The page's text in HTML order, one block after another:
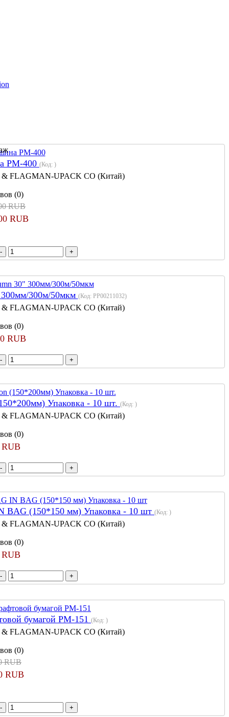
PM-400 (Код: )
& FLAGMAN-UPACK CO (Китай)
(0)
RUB
RUB
300м/50мкм (Код: PP00211032)
& FLAGMAN-UPACK CO (Китай)
(0)
RUB
Упаковка - 10 шт. (Код: )
& FLAGMAN-UPACK CO (Китай)
(0)
BAG (150*150 мм) Упаковка - 10 шт (Код: )
& FLAGMAN-UPACK CO (Китай)
(0)
бумагой PM-151 (Код: )
& FLAGMAN-UPACK CO (Китай)
(0)
RUB
RUB